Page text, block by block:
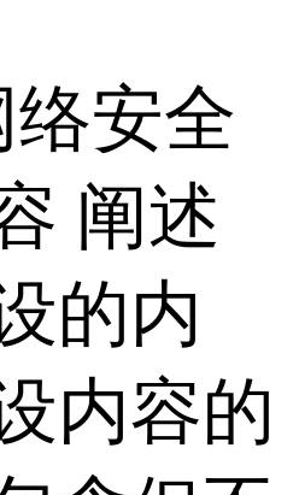
络安全
阐述
的内
内容的